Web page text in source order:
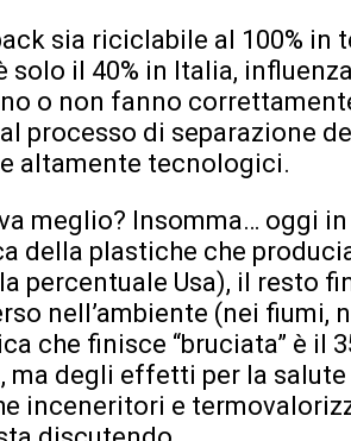
sia riciclabile al 100% in
il 40% in Italia,
o non fanno
processo di separazione
altamente tecnologici.
meglio? Insomma… oggi
della plastiche che
percentuale Usa), il resto
nell’ambiente (nei fiumi,
che finisce “bruciata” è il
ma degli effetti per la
inceneritori e